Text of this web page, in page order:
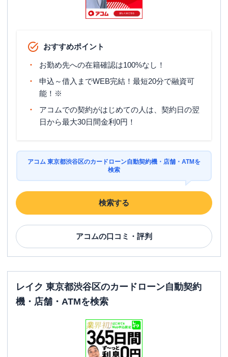
おすすめポイント
お勤め先への在籍確認は100%なし！
申込～借入までWEB完結！最短20分で融資可
能！※
アコムでの契約がはじめての人は、契約日の翌
日から最大30日間金利0円！
アコム 東京都渋谷区のカードローン自動契約機・店舗・ATMを
検索
検索する
アコムの口コミ・評判
レイク 東京都渋谷区のカードローン自動契約
機・店舗・ATMを検索